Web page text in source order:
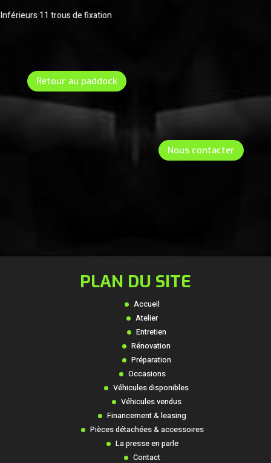
Inférieurs 11 trous de fixation
Retour au paddock
Nous contacter
PLAN DU SITE
Accueil
Atelier
Entretien
Rénovation
Préparation
Occasions
Véhicules disponibles
Véhicules vendus
Financement & leasing
Pièces détachées & accessoires
La presse en parle
Contact